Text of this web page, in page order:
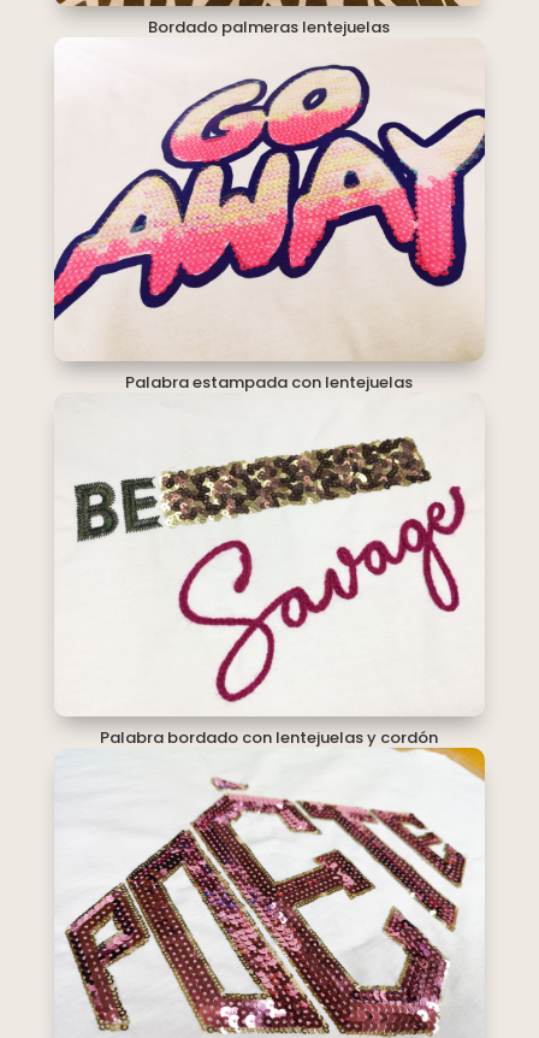
Bordado palmeras lentejuelas
Palabra estampada con lentejuelas
Palabra bordado con lentejuelas y cordón